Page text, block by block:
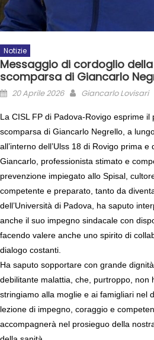
Notizie
Messaggio di cordoglio
scomparsa di Giancarlo
20 Aprile 2026 Giancarlo Lovisari
La CISL FP di Padova-Rovigo esprime
scomparsa di Giancarlo Negrello, a
all’interno dell’Ulss 18 di Rovigo prima e
Giancarlo, professionista stimato e
prevenzione impiegato allo Spisal,
competente e preparato, tanto da
dell’Università di Padova, ha saputo
anche il suo impegno sindacale con
facendo valere anche uno spirito di
dialogo costanti.
Ha saputo sopportare con grande
debilitante malattia, che, purtroppo, non
stringiamo alla moglie e ai famigliari nel
lezione di impegno, coraggio e
accompagnerà nel prosieguo della